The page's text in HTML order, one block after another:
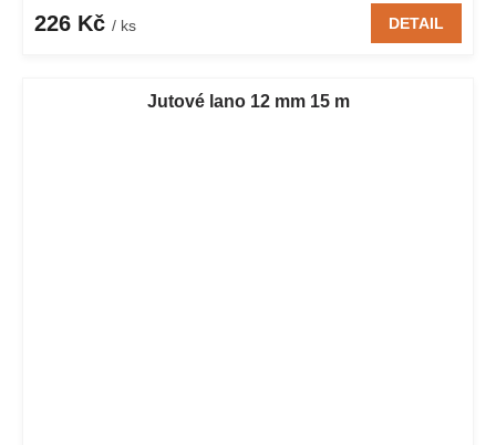
226 Kč / ks DETAIL
Jutové lano 12 mm 15 m